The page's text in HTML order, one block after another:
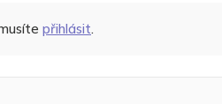
přihlásit.